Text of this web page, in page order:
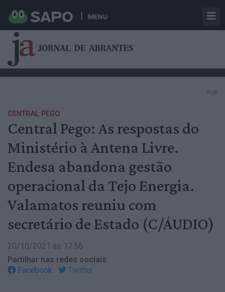
MENU
PUB
CENTRAL PEGO
Central Pego: As respostas do
Ministério à Antena Livre.
Endesa abandona gestão
operacional da Tejo Energia.
Valamatos reuniu com
secretário de Estado (C/ÁUDIO)
20/10/2021 às 17:56
Partilhar nas redes sociais:
Facebook
Twitter